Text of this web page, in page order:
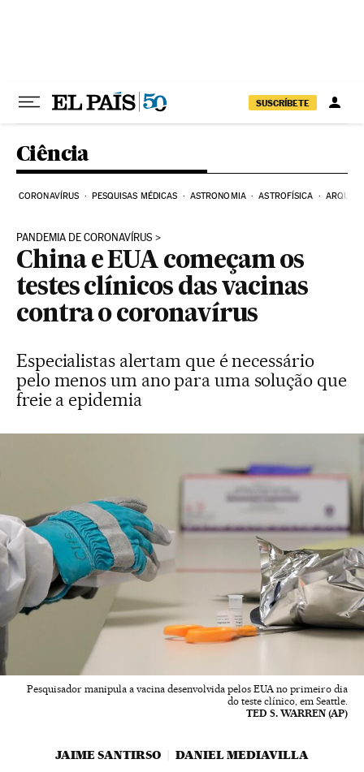
SUSCRÍBETE
Ciência
CORONAVÍRUS PESQUISAS MÉDICAS ASTRONOMIA ASTROFÍSICA
PANDEMIA DE CORONAVÍRUS
China e EUA começam os
testes clínicos das vacinas
contra o coronavírus
Especialistas alertam que é necessário
pelo menos um ano para uma solução que
freie a epidemia
Pesquisador manipula a vacina desenvolvida pelos EUA no primeiro dia
do teste clínico, em Seattle.
TED S. WARREN (AP)
JAIME SANTIRSO DANIEL MEDIAVILLA